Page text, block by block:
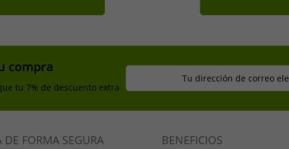
compra
tu 7% de descuento extra
Tu dirección de correo
DE FORMA SEGURA BENEFICIOS